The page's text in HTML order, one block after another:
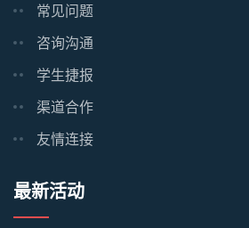
常见问题
咨询沟通
学生捷报
渠道合作
友情连接
最新活动